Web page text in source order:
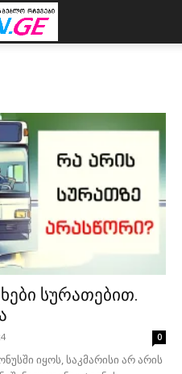
სურათებით.
0
იყოს, საკმარისი არ არის